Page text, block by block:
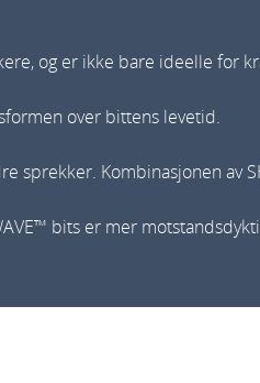
v
P
2
2
0
og er ikke bare ideelle
over bittens levetid.
sprekker. Kombinasjonen av
bits er mer